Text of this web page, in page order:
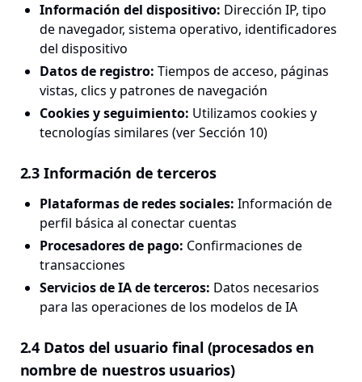
Información del dispositivo: Dirección IP, tipo
de navegador, sistema operativo, identificadores
del dispositivo
Datos de registro: Tiempos de acceso, páginas
vistas, clics y patrones de navegación
Cookies y seguimiento: Utilizamos cookies y
tecnologías similares (ver Sección 10)
2.3 Información de terceros
Plataformas de redes sociales: Información de
perfil básica al conectar cuentas
Procesadores de pago: Confirmaciones de
transacciones
Servicios de IA de terceros: Datos necesarios
para las operaciones de los modelos de IA
2.4 Datos del usuario final (procesados en
nombre de nuestros usuarios)